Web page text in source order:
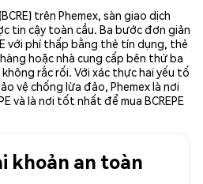
trên Phemex, sàn giao dịch
tin cậy toàn cầu. Ba bước đơn giản
với phí thấp bằng thẻ tín dụng, thẻ
hoặc nhà cung cấp bên thứ ba
rắc rối. Với xác thực hai yếu tố
vệ chống lừa đảo, Phemex là nơi
và là nơi tốt nhất để mua BCREPE
khoản an toàn